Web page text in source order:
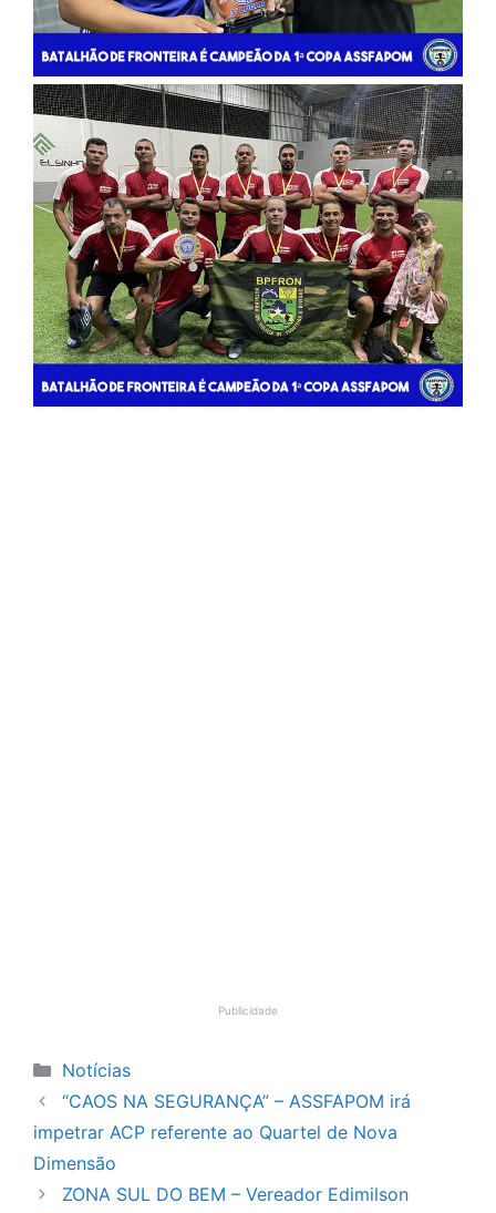
Publicidade
Categorias
Notícias
“CAOS NA SEGURANÇA” – ASSFAPOM irá
impetrar ACP referente ao Quartel de Nova
Dimensão
ZONA SUL DO BEM – Vereador Edimilson